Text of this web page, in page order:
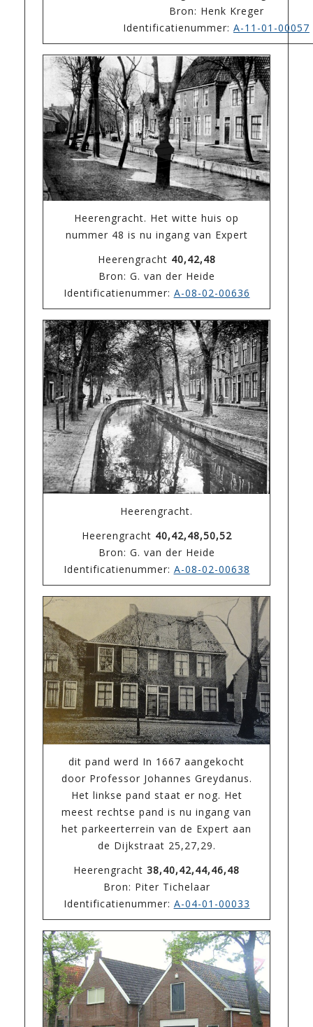
Bron: Henk Kreger
Identificatienummer: A-11-01-00057
Heerengracht. Het witte huis op
nummer 48 is nu ingang van Expert
Heerengracht 40,42,48
Bron: G. van der Heide
Identificatienummer: A-08-02-00636
Heerengracht.
Heerengracht 40,42,48,50,52
Bron: G. van der Heide
Identificatienummer: A-08-02-00638
dit pand werd In 1667 aangekocht
door Professor Johannes Greydanus.
Het linkse pand staat er nog. Het
meest rechtse pand is nu ingang van
het parkeerterrein van de Expert aan
de Dijkstraat 25,27,29.
Heerengracht 38,40,42,44,46,48
Bron: Piter Tichelaar
Identificatienummer: A-04-01-00033